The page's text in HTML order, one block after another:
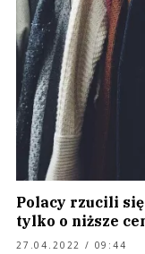
Polacy rzucili
tylko o niższe
27.04.2022 / 09:44